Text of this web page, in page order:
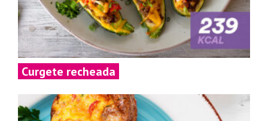
Curgete recheada